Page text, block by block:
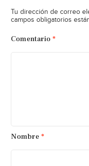
Tu dirección de correo
campos obligatorios
Comentario *
Nombre *